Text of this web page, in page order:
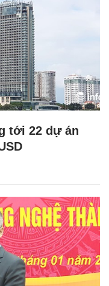
tới 22 dự án